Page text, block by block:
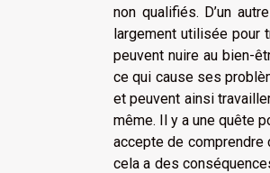
non qualifiés. D’un
largement utilisée pour
peuvent nuire au bien-
ce qui cause ses
et peuvent ainsi
même. Il y a une quête
accepte de
cela a des